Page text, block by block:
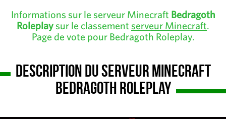
Informations sur le serveur Minecraft Bedragoth
Roleplay sur le classement serveur Minecraft.
Page de vote pour Bedragoth Roleplay.
Description du serveur Minecraft
Bedragoth Roleplay